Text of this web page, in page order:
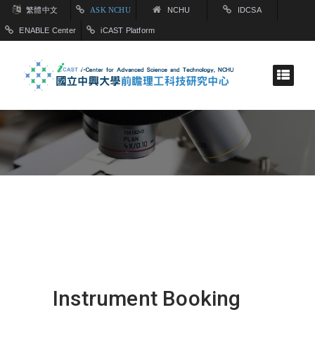
繁體中文 ASK NCHU NCHU IDCSA
ENABLE Center iCAST Platform
Instrument Booking